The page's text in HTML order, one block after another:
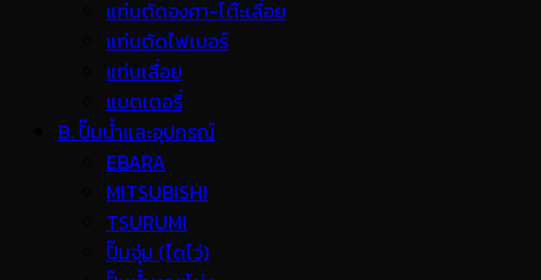
แท่นตัดองศา-โต๊ะเลื่อย
แท่นตัดไฟเบอร์
แท่นเลื่อย
แบตเตอรี่
B. ปั๊มน้ำและอุปกรณ์
EBARA
MITSUBISHI
TSURUMI
ปั๊มจุ่ม (ไดโว่)